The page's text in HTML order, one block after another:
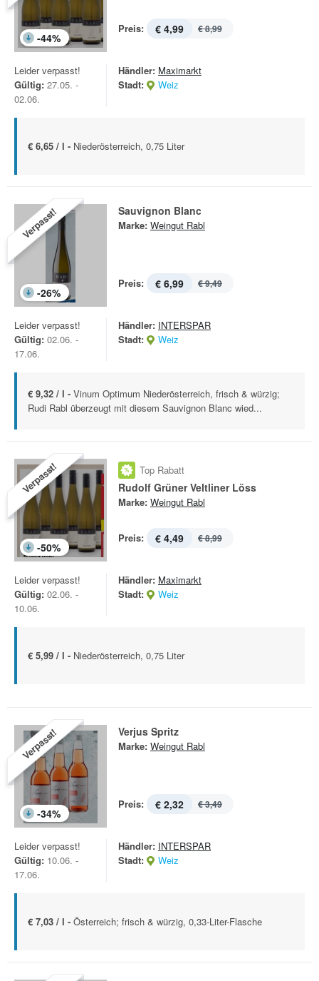
-44%
Preis: € 4,99 € 8,99
Leider verpasst!
Gültig: 27.05. -
02.06.
Händler: Maximarkt
Stadt:
Weiz
€ 6,65 / l - Niederösterreich, 0,75 Liter
Verpasst!
-26%
Sauvignon Blanc
Marke: Weingut Rabl
Preis: € 6,99 € 9,49
Leider verpasst!
Gültig: 02.06. -
17.06.
Händler: INTERSPAR
Stadt:
Weiz
€ 9,32 / l - Vinum Optimum Niederösterreich, frisch & würzig;
Rudi Rabl überzeugt mit diesem Sauvignon Blanc wied...
Verpasst!
-50%
Top Rabatt
Rudolf Grüner Veltliner Löss
Marke: Weingut Rabl
Preis: € 4,49 € 8,99
Leider verpasst!
Gültig: 02.06. -
10.06.
Händler: Maximarkt
Stadt:
Weiz
€ 5,99 / l - Niederösterreich, 0,75 Liter
Verpasst!
-34%
Verjus Spritz
Marke: Weingut Rabl
Preis: € 2,32 € 3,49
Leider verpasst!
Gültig: 10.06. -
17.06.
Händler: INTERSPAR
Stadt:
Weiz
€ 7,03 / l - Österreich; frisch & würzig, 0,33-Liter-Flasche